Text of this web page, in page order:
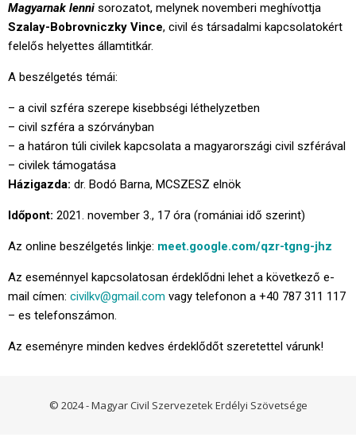
Magyarnak lenni sorozatot, melynek novemberi meghívottja
Szalay-Bobrovniczky Vince, civil és társadalmi kapcsolatokért
felelős helyettes államtitkár.
A beszélgetés témái:
– a civil szféra szerepe kisebbségi léthelyzetben
– civil szféra a szórványban
– a határon túli civilek kapcsolata a magyarországi civil szférával
– civilek támogatása
Házigazda: dr. Bodó Barna, MCSZESZ elnök
Időpont: 2021. november 3., 17 óra (romániai idő szerint)
Az online beszélgetés linkje: meet.google.com/qzr-tgng-jhz
Az eseménnyel kapcsolatosan érdeklődni lehet a következő e-
mail címen: civilkv@gmail.com vagy telefonon a +40 787 311 117
– es telefonszámon.
Az eseményre minden kedves érdeklődőt szeretettel várunk!
© 2024 - Magyar Civil Szervezetek Erdélyi Szövetsége